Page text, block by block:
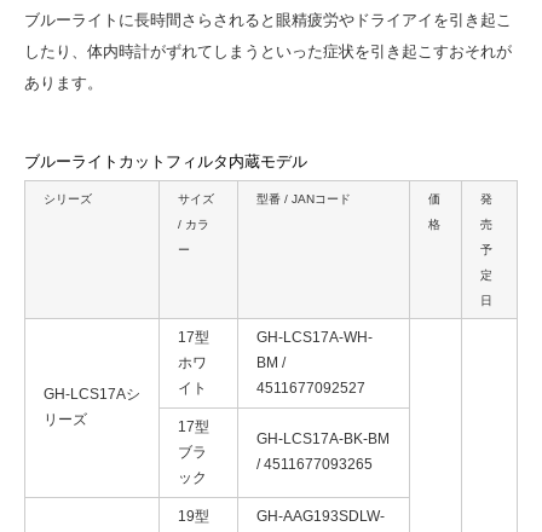
ブルーライトに長時間さらされると眼精疲労やドライアイを引き起こ
したり、体内時計がずれてしまうといった症状を引き起こすおそれが
あります。
ブルーライトカットフィルタ内蔵モデル
シリーズ
サイズ
/ カラ
ー
型番 / JANコード
価
格
発
売
予
定
日
GH-LCS17Aシ
リーズ
17型
ホワ
イト
GH-LCS17A-WH-
BM /
4511677092527
17型
ブラ
ック
GH-LCS17A-BK-BM
/ 4511677093265
19型
GH-AAG193SDLW-